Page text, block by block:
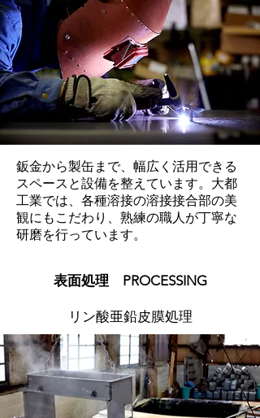
鈑金から製缶まで、幅広く活用できる
スペースと設備を整えています。大都
工業では、各種溶接の溶接接合部の美
観にもこだわり、熟練の職人が丁寧な
研磨を行っています。
​表面処理 PROCESSING
​リン酸亜鉛皮膜処理